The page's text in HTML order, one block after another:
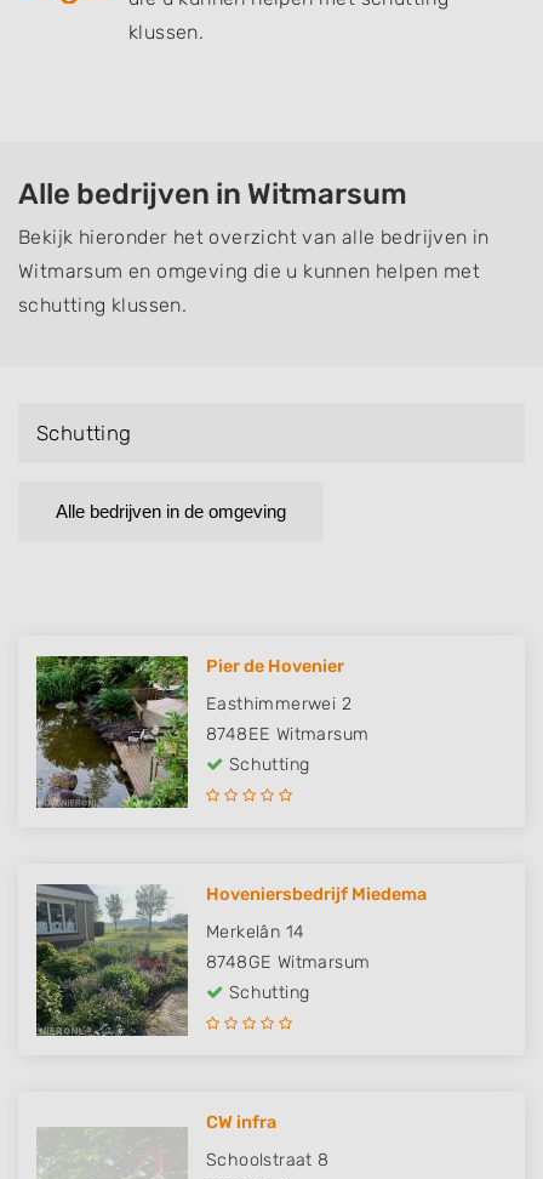
klussen.
Alle bedrijven in Witmarsum
Bekijk hieronder het overzicht van alle bedrijven in
Witmarsum en omgeving die u kunnen helpen met
schutting klussen.
Schutting
Alle bedrijven in de omgeving
Pier de Hovenier
Easthimmerwei 2
8748EE Witmarsum
Schutting
Hoveniersbedrijf Miedema
Merkelân 14
8748GE Witmarsum
Schutting
CW infra
Schoolstraat 8